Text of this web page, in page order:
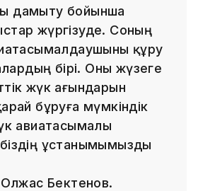
дамыту бойынша
жүргізуде. Соның
құру
бірі. Оны жүзеге
жүк ағындарын
бұруға мүмкіндік
авиатасымалы
ұстанымымызды
Олжас Бектенов.